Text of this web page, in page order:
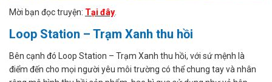
Mời bạn đọc truyện: Tại đây
Loop Station – Trạm Xanh thu hồi
Bên cạnh đó Loop Station – Trạm Xanh thu hồi, với sứ mệnh là
điểm đến cho mọi người yêu môi trường có thể chung tay và nhân